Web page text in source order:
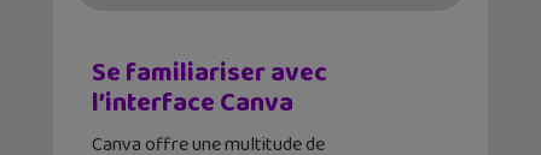
Se familiariser avec
l’interface Canva
Canva offre une multitude de